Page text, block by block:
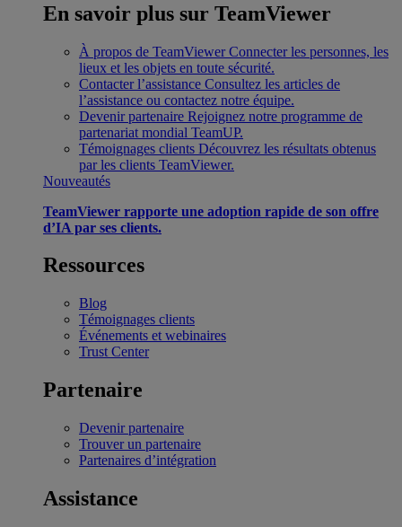
En savoir plus sur TeamViewer
À propos de TeamViewer Connecter les personnes, les
lieux et les objets en toute sécurité.
Contacter l’assistance Consultez les articles de
l’assistance ou contactez notre équipe.
Devenir partenaire Rejoignez notre programme de
partenariat mondial TeamUP.
Témoignages clients Découvrez les résultats obtenus
par les clients TeamViewer.
Nouveautés
TeamViewer rapporte une adoption rapide de son offre
d’IA par ses clients.
Ressources
Blog
Témoignages clients
Événements et webinaires
Trust Center
Partenaire
Devenir partenaire
Trouver un partenaire
Partenaires d’intégration
Assistance